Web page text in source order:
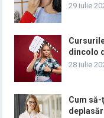
29 iulie
dincolo
28 iulie
Cum